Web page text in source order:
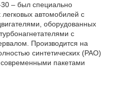
30 – был специально
автомобилей с
оборудованных
с
Производится на
синтетических (PAO)
пакетами